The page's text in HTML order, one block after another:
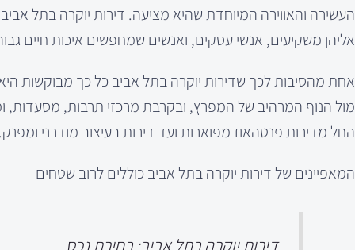
אליהן משקיעים, אנשי עסקים, ואנשים שמחפשים איכות חיים
אחת מהסיבות לכך שדירות יוקרה בתל אביב כל כך מבוקשות
מול הנוף המרהיב של המפרץ, ובקרבת מרכזי תרבות, מסעדות,
החל מדירות פנטהאוז מפוארות ועד דירות בעיצוב מודרני
המאפיינים של דירות יוקרה בתל אביב כוללים לרוב שטחים
דירות יוקרה בתל אביב: בחירת נכס